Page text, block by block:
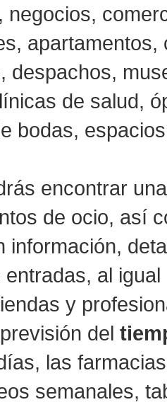
negocios,
despachos,
de salud,
bodas,
encontrar
de ocio, así
información,
entradas, al
y
del
las
semanales,